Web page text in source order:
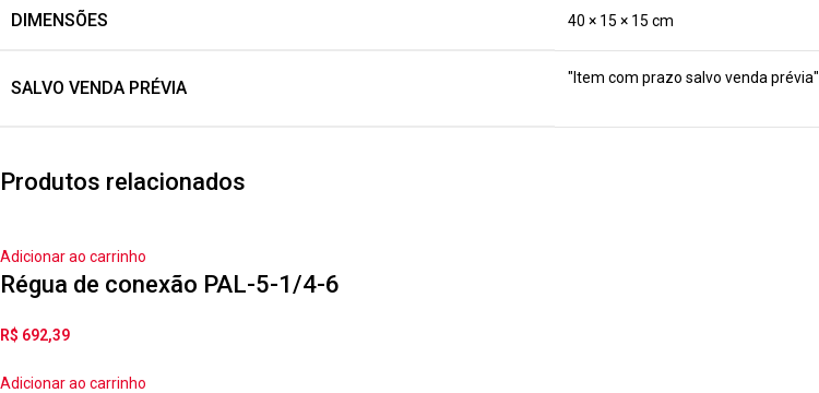
DIMENSÕES 40 × 15 × 15 cm
SALVO VENDA PRÉVIA "Item com prazo salvo venda prévia"
Produtos relacionados
Adicionar ao carrinho
Régua de conexão PAL-5-1/4-6
R$ 692,39
Adicionar ao carrinho